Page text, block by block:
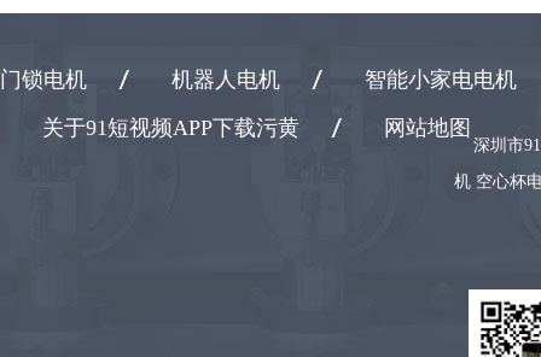
门锁电机 机器人电机
智能小家电电机
关于91短视频APP下载污黄
网站地图
深圳市
机 空心杯